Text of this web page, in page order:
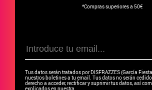
*Compras superiores a 50€
Tus datos serán tratados por DISFRAZZES (García
nuestros boletines a tu email. Tus datos no serán
derecho a acceder, rectificar y suprimir tus datos, así
explicados en nuestra